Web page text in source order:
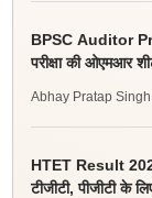
BPSC Auditor
परीक्षा की ओएमआर
Abhay Pratap Singh
HTET Result
टीजीटी, पीजीटी के